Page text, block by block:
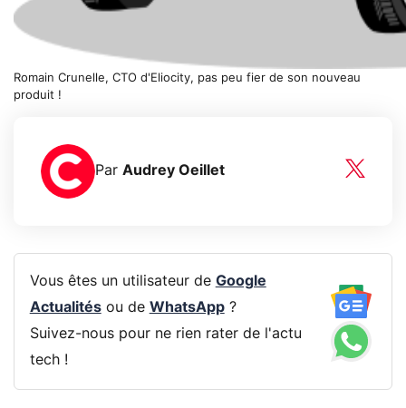
Romain Crunelle, CTO d'Eliocity, pas peu fier de son nouveau
produit !
Par Audrey Oeillet
Vous êtes un utilisateur de Google
Actualitésou de WhatsApp?
Suivez-nous pour ne rien rater de l'actu
tech !